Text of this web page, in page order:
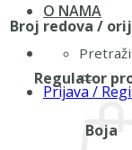
O NAMA
Pretraži:
Prijava /
Broj redova /
Regulator
Boja